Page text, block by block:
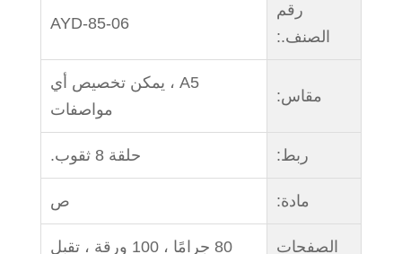
رقم
الصنف.:
AYD-85-06
مقاس:
A5 ، يمكن تخصيص أي
مواصفات
ربط: حلقة 8 ثقوب.
مادة: ص
الصفحات 80 جرامًا ، 100 ورقة ، تقبل